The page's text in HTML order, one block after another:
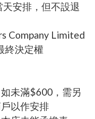
安排，但不設退
Company Limited
終決定權
未滿$600，需另
以作安排